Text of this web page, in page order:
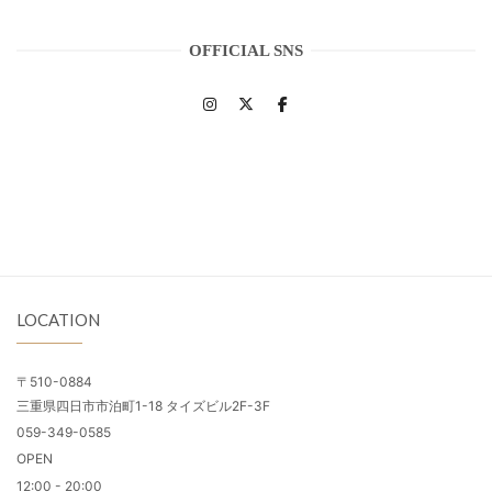
OFFICIAL SNS
LOCATION
〒510-0884
三重県四日市市泊町1-18 タイズビル2F-3F
059-349-0585
OPEN
12:00 - 20:00